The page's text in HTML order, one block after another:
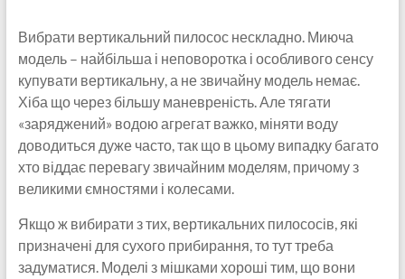
Вибрати вертикальний пилосос нескладно. Миюча
модель – найбільша і неповоротка і особливого сенсу
купувати вертикальну, а не звичайну модель немає.
Хіба що через більшу маневреність. Але тягати
«заряджений» водою агрегат важко, міняти воду
доводиться дуже часто, так що в цьому випадку багато
хто віддає перевагу звичайним моделям, причому з
великими ємностями і колесами.
Якщо ж вибирати з тих, вертикальних пилососів, які
призначені для сухого прибирання, то тут треба
задуматися. Моделі з мішками хороші тим, що вони